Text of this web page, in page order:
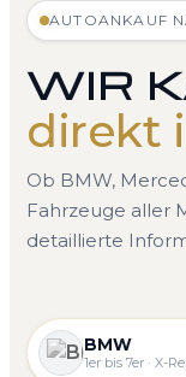
AUTOANKAUF
WIR
direkt
Ob BMW,
Fahrzeuge aller
detaillierte
BMW
1er bis 7er · X-